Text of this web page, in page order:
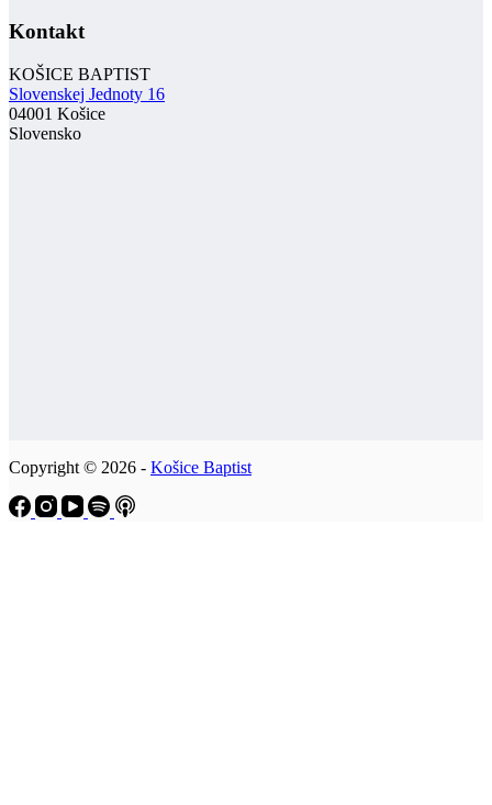
Kontakt
KOŠICE BAPTIST
Slovenskej Jednoty 16
04001 Košice
Slovensko
Copyright © 2026 - Košice Baptist